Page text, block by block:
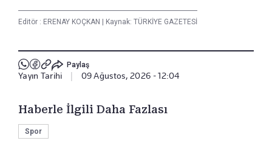
Editör : ERENAY KOÇKAN | Kaynak: TÜRKİYE GAZETESİ
Paylaş
Yayın Tarihi 09 Ağustos, 2026 - 12:04
Haberle İlgili Daha Fazlası
Spor